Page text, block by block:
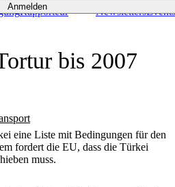
Anmelden
Rapporteur NewslettersEvents
bis 2007
eine Liste mit Bedingungen für den
fordert die EU, dass die Türkei
muss.